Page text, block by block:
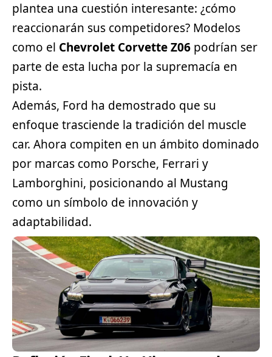
plantea una cuestión interesante: ¿cómo
reaccionarán sus competidores? Modelos
como el Chevrolet Corvette Z06 podrían ser
parte de esta lucha por la supremacía en
pista.
Además, Ford ha demostrado que su
enfoque trasciende la tradición del muscle
car. Ahora compiten en un ámbito dominado
por marcas como Porsche, Ferrari y
Lamborghini, posicionando al Mustang
como un símbolo de innovación y
adaptabilidad.